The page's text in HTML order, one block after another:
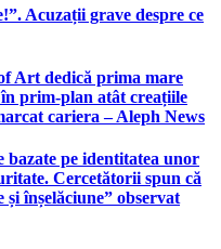
Acuzații grave despre ce
Art dedică prima mare
prim-plan atât creațiile
cariera – Aleph News
pe identitatea unor
Cercetătorii spun că
și înșelăciune” observat